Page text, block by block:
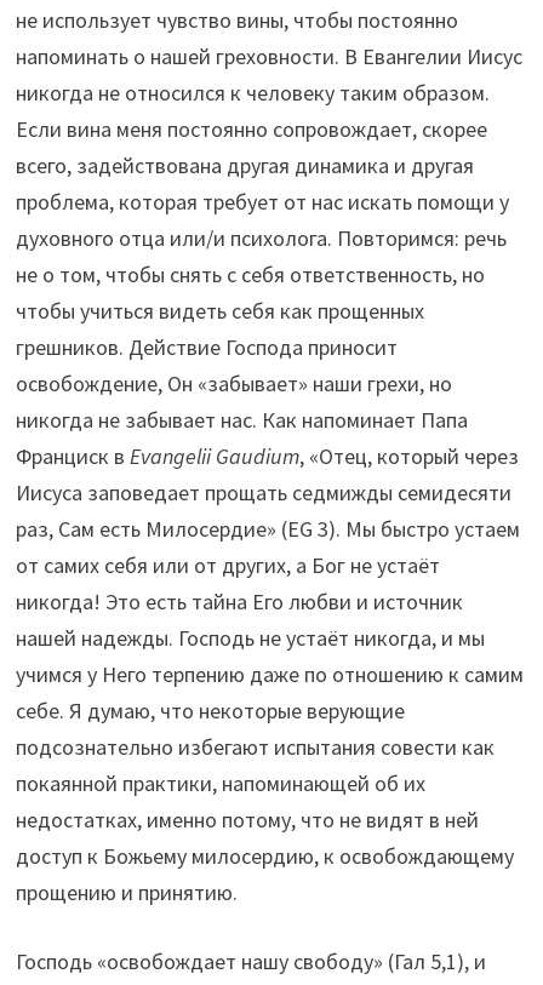
не использует чувство вины, чтобы постоянно
напоминать о нашей греховности. В Евангелии Иисус
никогда не относился к человеку таким образом.
Если вина меня постоянно сопровождает, скорее
всего, задействована другая динамика и другая
проблема, которая требует от нас искать помощи у
духовного отца или/и психолога. Повторимся: речь
не о том, чтобы снять с себя ответственность, но
чтобы учиться видеть себя как прощенных
грешников. Действие Господа приносит
освобождение, Он «забывает» наши грехи, но
никогда не забывает нас. Как напоминает Папа
Франциск вEvangeliiGaudium, «Отец, который через
Иисуса заповедает прощать седмижды семидесяти
раз, Сам есть Милосердие» (EG 3). Мы быстро устаем
от самих себя или от других, а Бог не устаёт
никогда! Это есть тайна Его любви и источник
нашей надежды. Господь не устаёт никогда, и мы
учимся у Него терпению даже по отношению к самим
себе. Я думаю, что некоторые верующие
подсознательно избегают испытания совести как
покаянной практики, напоминающей об их
недостатках, именно потому, что не видят в ней
доступ к Божьему милосердию, к освобождающему
прощению и принятию.
Господь «освобождает нашу свободу» (Гал 5,1), и